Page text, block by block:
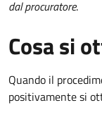
dal procuratore.
Cosa si
Quando il
positivamente si